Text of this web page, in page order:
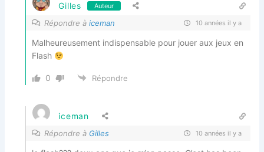
Gilles Auteur
Répondre àiceman 10 années il y a
Malheureusement indispensable pour jouer aux jeux en
Flash
0 Répondre
iceman
Répondre à Gilles 10 années il y a